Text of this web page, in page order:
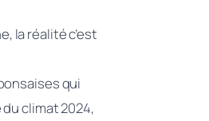
la réalité c’est
qui
climat 2024,